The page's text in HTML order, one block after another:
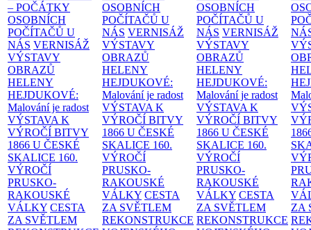
– POČÁTKY
OSOBNÍCH
POČÍTAČŮ U
NÁS VERNISÁŽ
VÝSTAVY
OBRAZŮ
HELENY
HEJDUKOVÉ:
Malování je radost
VÝSTAVA K
VÝROČÍ BITVY
1866 U ČESKÉ
SKALICE 160.
VÝROČÍ
PRUSKO-
RAKOUSKÉ
VÁLKY CESTA
ZA SVĚTLEM
OSOBNÍCH
POČÍTAČŮ U
NÁS VERNISÁŽ
VÝSTAVY
OBRAZŮ
HELENY
HEJDUKOVÉ:
Malování je radost
VÝSTAVA K
VÝROČÍ BITVY
1866 U ČESKÉ
SKALICE 160.
VÝROČÍ
PRUSKO-
RAKOUSKÉ
VÁLKY CESTA
ZA SVĚTLEM
REKONSTRUKCE
OSOBNÍCH
POČÍTAČŮ U
NÁS VERNISÁŽ
VÝSTAVY
OBRAZŮ
HELENY
HEJDUKOVÉ:
Malování je radost
VÝSTAVA K
VÝROČÍ BITVY
1866 U ČESKÉ
SKALICE 160.
VÝROČÍ
PRUSKO-
RAKOUSKÉ
VÁLKY CESTA
ZA SVĚTLEM
REKONSTRUKCE
ZA